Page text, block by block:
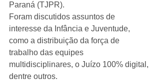
Paraná (TJPR).
Foram discutidos assuntos de
interesse da Infância e Juventude,
como a distribuição da força de
trabalho das equipes
multidisciplinares, o Juízo 100% digital,
dentre outros.